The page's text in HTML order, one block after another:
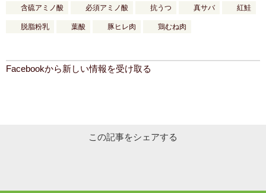
含硫アミノ酸 必須アミノ酸 抗うつ 真サバ 紅鮭
脱脂粉乳 葉酸 豚ヒレ肉 鶏むね肉
Facebookから新しい情報を受け取る
この記事をシェアする